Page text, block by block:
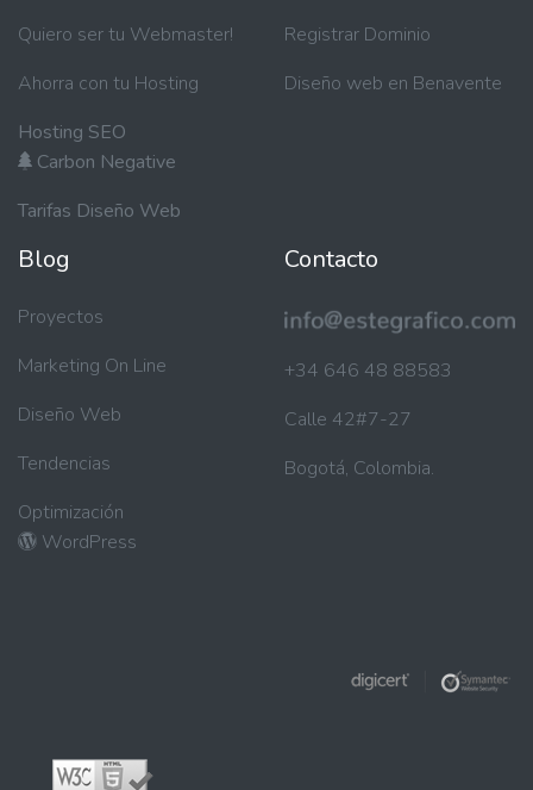
Quiero ser tu Webmaster!
Ahorra con tu Hosting
Hosting SEO
Carbon Negative
Tarifas Diseño Web
Registrar Dominio
Diseño web en Benavente
Blog
Proyectos
Marketing On Line
Diseño Web
Tendencias
Optimización
WordPress
Contacto
+34 646 48 88583
Calle 42#7-27
Bogotá, Colombia.